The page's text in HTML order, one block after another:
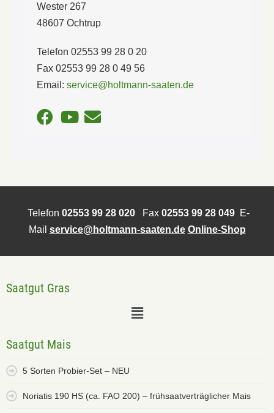
Wester 267
48607 Ochtrup
Telefon 02553 99 28 0 20
Fax 02553 99 28 0 49 56
Email: service@holtmann-saaten.de
Telefon 02553 99 28 020Fax 02553 99 28 049E-
Mail service@holtmann-saaten.de Online-Shop
Saatgut Gras
Saatgut Mais
5 Sorten Probier-Set – NEU
Noriatis 190 HS (ca. FAO 200) – frühsaatverträglicher Mais